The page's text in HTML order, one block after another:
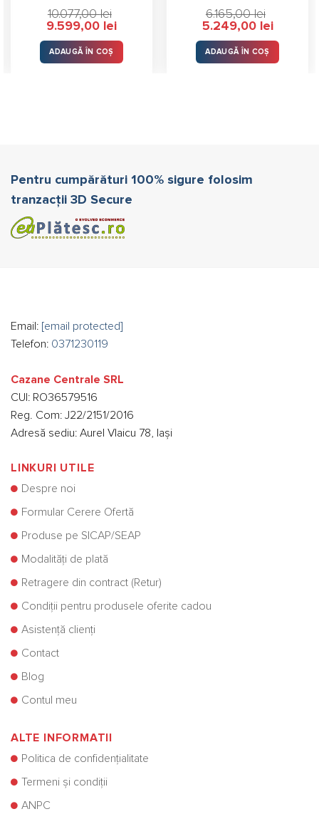
10.077,00lei
Prețul
a
fost:
10.077,00 lei.
9.599,00 leiPrețul
este:
ADAUGĂ ÎN COȘ
Evaluat la
stele
6.165,00lei
Prețul
a
fost:
6.165,00 lei.
5.249,00 leiPrețul
este:
ADAUGĂ ÎN COȘ
Pentru cumpărături 100% sigure folosim
tranzacții 3D Secure
Email: [email protected]
Telefon: 0371230119
Cazane Centrale SRL
CUI: RO36579516
Reg. Com: J22/2151/2016
Adresă sediu: Aurel Vlaicu 78, Iași
LINKURI UTILE
Despre noi
Formular Cerere Ofertă
Produse pe SICAP/SEAP
Modalități de plată
Retragere din contract (Retur)
Condiții pentru produsele oferite cadou
Asistență clienți
Contact
Blog
Contul meu
ALTE INFORMATII
Politica de confidențialitate
Termeni și condiții
ANPC